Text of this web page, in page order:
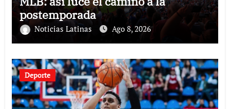
postemporada
Noticias Latinas Ago 8, 2026
Deporte